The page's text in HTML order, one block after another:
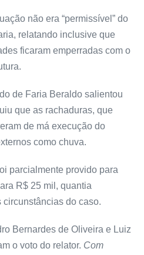
não era “permissível” do
relatando inclusive que
ficaram emperradas com o
de Faria Beraldo salientou
que as rachaduras, que
de má execução do
como chuva.
parcialmente provido para
R$ 25 mil, quantia
do caso.
Bernardes de Oliveira e Luiz
o voto do relator. Com